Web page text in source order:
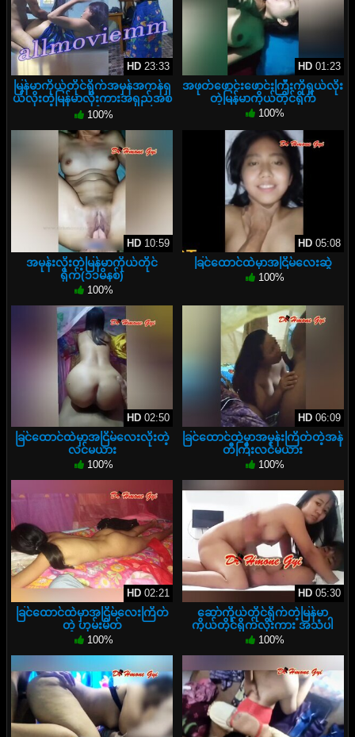
HD23:33
မြန်မာကိုယ်တိုင်ရိုက်အမှန်အကန်ရှ
ယ်လိုးတဲ့မြန်မာလိုးကားအရှည်အစ
အဆုံး
100%
HD01:23
အဖုတ်‌ဖောင်းဖောင်းကြီးကိုရှယ်လိုး
တဲ့မြန်မာကိုယ်တိုင်ရိုက်
100%
HD10:59
အမုန်းလိုးတဲ့မြန်မာကိုယ်တိုင်
ရိုက်(၁၁မိနစ်)
100%
HD05:08
ခြင်ထောင်ထဲမှာအငြိမ်လေးဆွဲ
100%
HD02:50
ခြင်ထောင်ထဲမှာအငြိမ်လေးလိုးတဲ့
လင်မယား
100%
HD06:09
ခြင်ထောင်ထဲမှာအမုန်းကြိတ်တဲ့အန်
တီကြီးလင်မယား
100%
HD02:21
ခြင်ထောင်ထဲမှာအငြိမ်လေးကြိတ်
တဲ့ ဟုမ်းမိတ်
100%
HD05:30
ဆော်ကိုယ်တိုင်ရိုက်တဲ့မြန်မာ
ကိုယ်တိုင်ရိုက်လိုးကား အသံပါ
100%